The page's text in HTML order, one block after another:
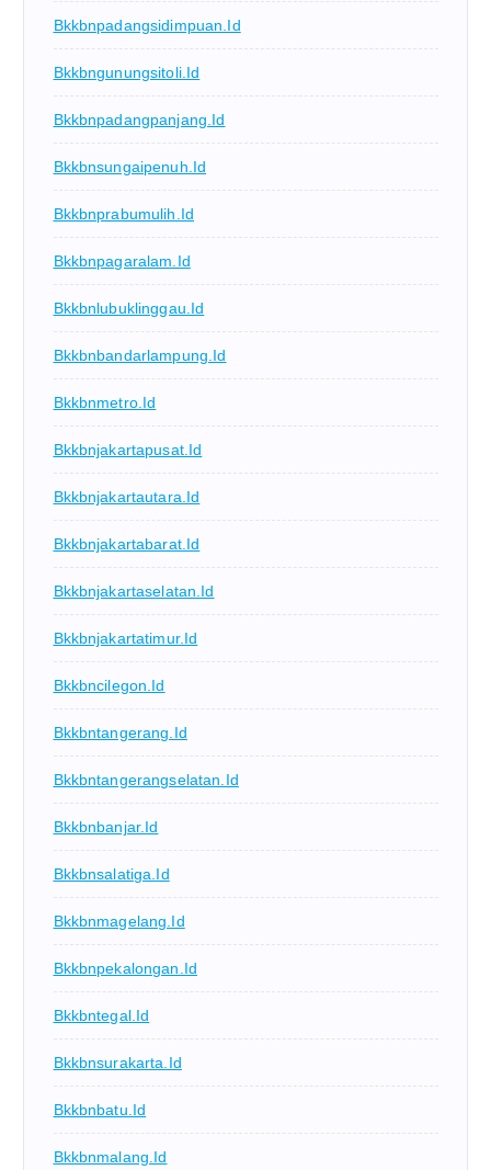
Bkkbnpadangsidimpuan.id
Bkkbngunungsitoli.id
Bkkbnpadangpanjang.id
Bkkbnsungaipenuh.id
Bkkbnprabumulih.id
Bkkbnpagaralam.id
Bkkbnlubuklinggau.id
Bkkbnbandarlampung.id
Bkkbnmetro.id
Bkkbnjakartapusat.id
Bkkbnjakartautara.id
Bkkbnjakartabarat.id
Bkkbnjakartaselatan.id
Bkkbnjakartatimur.id
Bkkbncilegon.id
Bkkbntangerang.id
Bkkbntangerangselatan.id
Bkkbnbanjar.id
Bkkbnsalatiga.id
Bkkbnmagelang.id
Bkkbnpekalongan.id
Bkkbntegal.id
Bkkbnsurakarta.id
Bkkbnbatu.id
Bkkbnmalang.id